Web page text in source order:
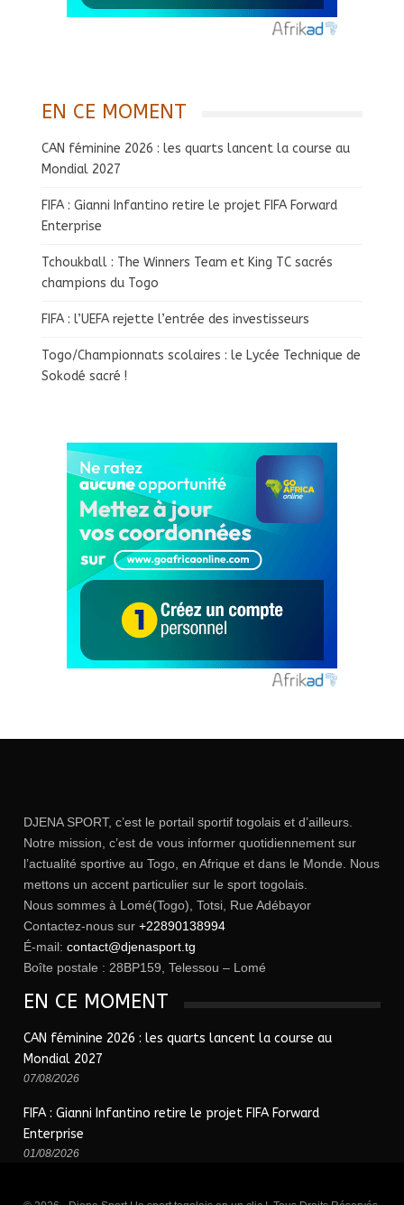
EN CE MOMENT
CAN féminine 2026 : les quarts lancent la course au
Mondial 2027
FIFA : Gianni Infantino retire le projet FIFA Forward
Enterprise
Tchoukball : The Winners Team et King TC sacrés
champions du Togo
FIFA : l’UEFA rejette l’entrée des investisseurs
Togo/Championnats scolaires : le Lycée Technique de
Sokodé sacré !
DJENA SPORT, c’est le portail sportif togolais et d’ailleurs.
Notre mission, c’est de vous informer quotidiennement sur
l’actualité sportive au Togo, en Afrique et dans le Monde. Nous
mettons un accent particulier sur le sport togolais.
Nous sommes à Lomé(Togo), Totsi, Rue Adébayor
Contactez-nous sur +22890138994
É-mail: contact@djenasport.tg
Boîte postale : 28BP159, Telessou – Lomé
EN CE MOMENT
CAN féminine 2026 : les quarts lancent la course au
Mondial 2027
07/08/2026
FIFA : Gianni Infantino retire le projet FIFA Forward
Enterprise
01/08/2026